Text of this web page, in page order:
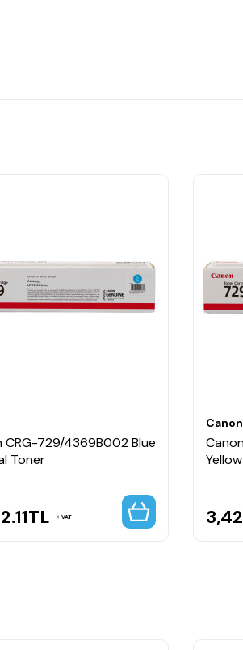
CRG-729/4369B002 Blue
Toner
TL VAT
Canon